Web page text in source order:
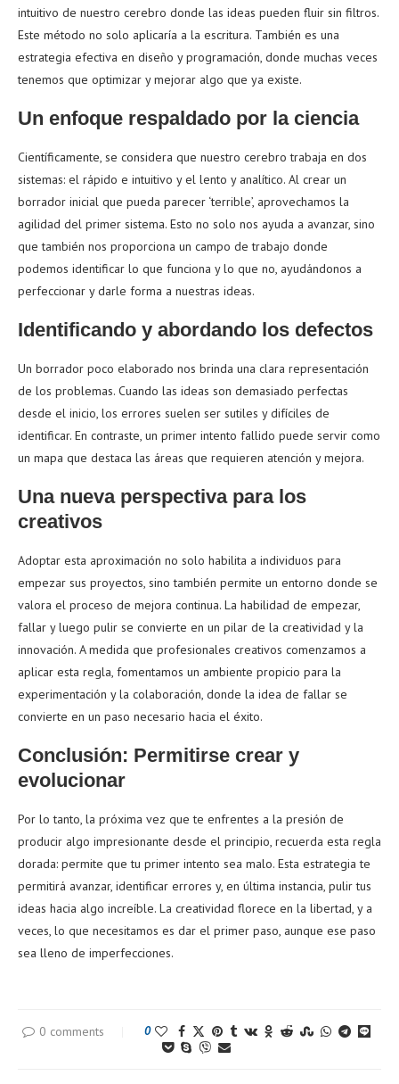
intuitivo de nuestro cerebro donde las ideas pueden fluir sin filtros.
Este método no solo aplicaría a la escritura. También es una
estrategia efectiva en diseño y programación, donde muchas veces
tenemos que optimizar y mejorar algo que ya existe.
Un enfoque respaldado por la ciencia
Científicamente, se considera que nuestro cerebro trabaja en dos
sistemas: el rápido e intuitivo y el lento y analítico. Al crear un
borrador inicial que pueda parecer ‘terrible’, aprovechamos la
agilidad del primer sistema. Esto no solo nos ayuda a avanzar, sino
que también nos proporciona un campo de trabajo donde
podemos identificar lo que funciona y lo que no, ayudándonos a
perfeccionar y darle forma a nuestras ideas.
Identificando y abordando los defectos
Un borrador poco elaborado nos brinda una clara representación
de los problemas. Cuando las ideas son demasiado perfectas
desde el inicio, los errores suelen ser sutiles y difíciles de
identificar. En contraste, un primer intento fallido puede servir como
un mapa que destaca las áreas que requieren atención y mejora.
Una nueva perspectiva para los
creativos
Adoptar esta aproximación no solo habilita a individuos para
empezar sus proyectos, sino también permite un entorno donde se
valora el proceso de mejora continua. La habilidad de empezar,
fallar y luego pulir se convierte en un pilar de la creatividad y la
innovación. A medida que profesionales creativos comenzamos a
aplicar esta regla, fomentamos un ambiente propicio para la
experimentación y la colaboración, donde la idea de fallar se
convierte en un paso necesario hacia el éxito.
Conclusión: Permitirse crear y
evolucionar
Por lo tanto, la próxima vez que te enfrentes a la presión de
producir algo impresionante desde el principio, recuerda esta regla
dorada: permite que tu primer intento sea malo. Esta estrategia te
permitirá avanzar, identificar errores y, en última instancia, pulir tus
ideas hacia algo increíble. La creatividad florece en la libertad, y a
veces, lo que necesitamos es dar el primer paso, aunque ese paso
sea lleno de imperfecciones.
0 comments 0